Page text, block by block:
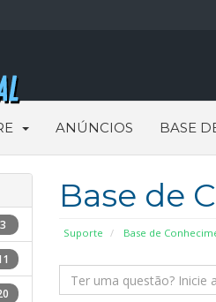
ANÚNCIOS BASE
Base de
Suporte Base de
3